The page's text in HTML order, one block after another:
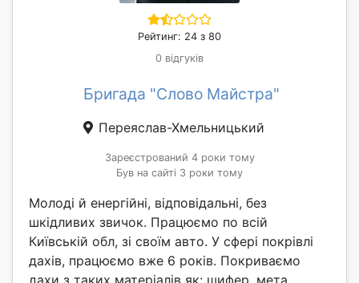
Рейтинг: 24 з 80
0 відгуків
Бригада "Слово Майстра"
Переяслав-Хмельницький
Зареєстрований 4 роки тому
Був на сайті 3 роки тому
Молоді й енергійні, відповідальні, без
шкідливих звичок. Працюємо по всій
Київській обл, зі своїм авто. У сфері покрівлі
дахів, працюємо вже 6 років. Покриваємо